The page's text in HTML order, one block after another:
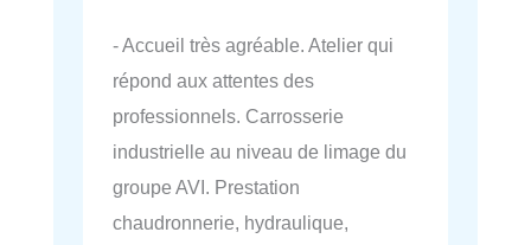
- Accueil très agréable. Atelier qui
répond aux attentes des
professionnels. Carrosserie
industrielle au niveau de limage du
groupe AVI. Prestation
chaudronnerie, hydraulique,